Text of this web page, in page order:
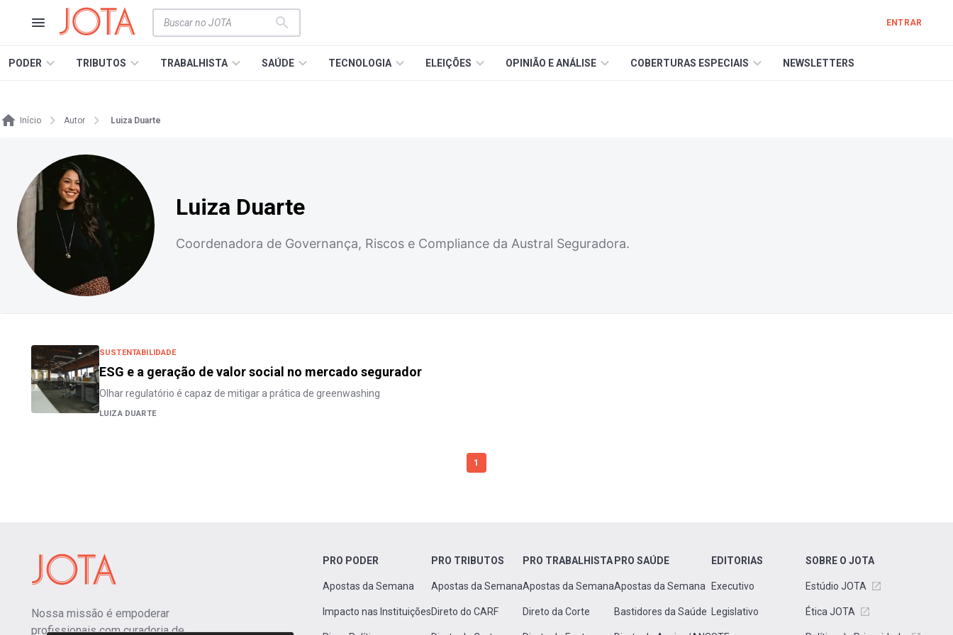
ENTRAR
PODER TRIBUTOS TRABALHISTA SAÚDE TECNOLOGIA ELEIÇÕES OPINIÃO E ANÁLISE COBERTURAS ESPECIAIS NEWSLETTERS
Início Autor Luiza Duarte
Luiza Duarte
Coordenadora de Governança, Riscos e Compliance da Austral Seguradora.
SUSTENTABILIDADE
ESG e a geração de valor social no mercado segurador
Olhar regulatório é capaz de mitigar a prática de greenwashing
LUIZA DUARTE
1
Nossa missão é empoderar
profissionais com curadoria de
PRO PODER
Apostas da Semana
Impacto nas Instituições
PRO TRIBUTOS
Apostas da Semana
Direto do CARF
PRO TRABALHISTA
Apostas da Semana
Direto da Corte
PRO SAÚDE
Apostas da Semana
Bastidores da Saúde
EDITORIAS
Executivo
Legislativo
SOBRE O JOTA
Estúdio JOTA
Ética JOTA